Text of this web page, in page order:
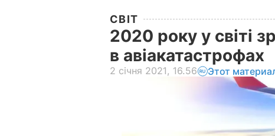
СВІТ
2020 року у світі
в авіакатастрофах
2 січня 2021, 16.56 Этот